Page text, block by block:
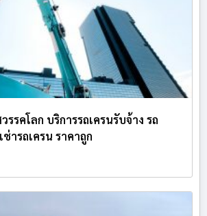
รรคโลก บริการรถเครนรับจ้าง รถ
ช่ารถเครน ราคาถูก